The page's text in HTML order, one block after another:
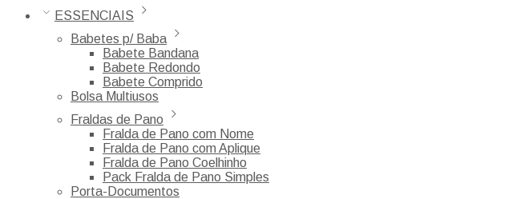
ESSENCIAIS
Babetes p/ Baba
Babete Bandana
Babete Redondo
Babete Comprido
Bolsa Multiusos
Fraldas de Pano
Fralda de Pano com Nome
Fralda de Pano com Aplique
Fralda de Pano Coelhinho
Pack Fralda de Pano Simples
Porta-Documentos